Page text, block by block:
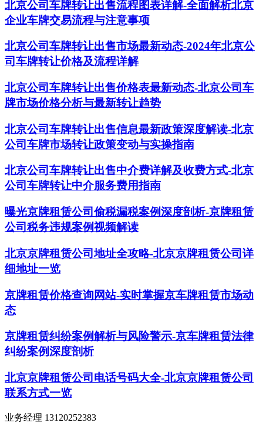
北京公司车牌转让出售流程图表详解-全面解析北京
企业车牌交易流程与注意事项
北京公司车牌转让出售市场最新动态-2024年北京公
司车牌转让价格及流程详解
北京公司车牌转让出售价格表最新动态-北京公司车
牌市场价格分析与最新转让趋势
北京公司车牌转让出售信息最新政策深度解读-北京
公司车牌市场转让政策变动与实操指南
北京公司车牌转让出售中介费详解及收费方式-北京
公司车牌转让中介服务费用指南
曝光京牌租赁公司偷税漏税案例深度剖析-京牌租赁
公司税务违规案例视频解读
北京京牌租赁公司地址全攻略-北京京牌租赁公司详
细地址一览
京牌租赁价格查询网站-实时掌握京车牌租赁市场动
态
京牌租赁纠纷案例解析与风险警示-京车牌租赁法律
纠纷案例深度剖析
北京京牌租赁公司电话号码大全-北京京牌租赁公司
联系方式一览
业务经理 13120252383